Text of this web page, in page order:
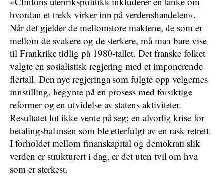
hvordan et trekk virker inn på verdenshandelen».
Når det gjelder de mellomstore maktene, de som er
mellom de svakere og de sterkere, må man bare vise
til Frankrike tidlig på 1980-tallet. Det franske folket
valgte en sosialistisk regjering med et imponerende
flertall. Den nye regjeringa som fulgte opp velgernes
innstilling, begynte på en prosess med forsiktige
reformer og en utvidelse av statens aktiviteter.
Resultatet lot ikke vente på seg; en alvorlig krise for
betalingsbalansen som ble etterfulgt av en rask retrett.
I forholdet mellom finanskapital og demokrati slik
verden er strukturert i dag, er det uten tvil om hva
som er sterkest.